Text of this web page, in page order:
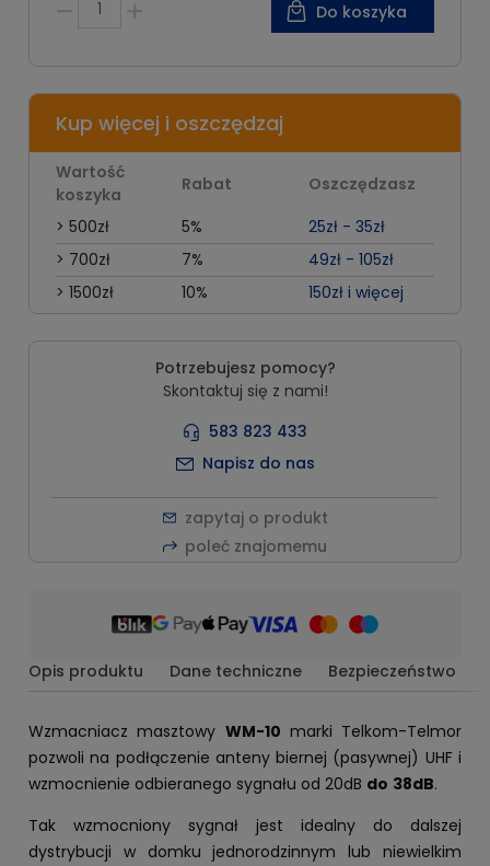
Do koszyka
Kup więcej i oszczędzaj
Wartość
koszyka
Rabat
Oszczędzasz
> 500zł
5%
25zł - 35zł
> 700zł
7%
49zł - 105zł
> 1500zł
10% 150zł i więcej
Potrzebujesz pomocy?
Skontaktuj się z nami!
583 823 433
Napisz do nas
zapytaj o produkt
poleć znajomemu
Opis produktu Dane techniczne Bezpieczeństwo
Wzmacniacz masztowy WM-10 marki Telkom-Telmor
pozwoli na podłączenie anteny biernej (pasywnej) UHF i
wzmocnienie odbieranego sygnału od 20dB do 38dB.
Tak wzmocniony sygnał jest idealny do dalszej
dystrybucji w domku jednorodzinnym lub niewielkim